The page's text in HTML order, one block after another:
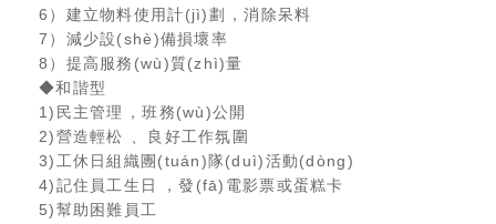
6）建立物料使用計(jì)劃，消除呆料
7）減少設(shè)備損壞率
8）提高服務(wù)質(zhì)量
◆和諧型
1)民主管理，班務(wù)公開
2)營造輕松、良好工作氛圍
3)工休日組織團(tuán)隊(duì)活動(dòng)
4)記住員工生日，發(fā)電影票或蛋糕卡
5)幫助困難員工